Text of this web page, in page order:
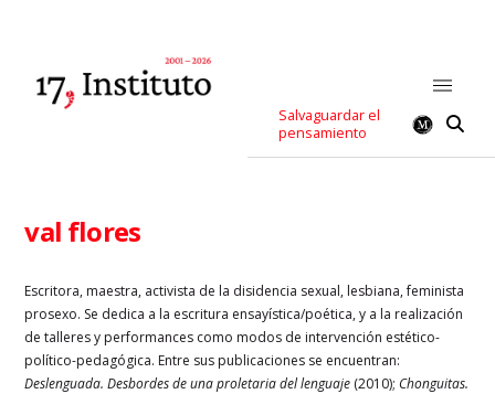
Salvaguardar el
pensamiento
val flores
Escritora, maestra, activista de la disidencia sexual, lesbiana, feminista
prosexo. Se dedica a la escritura ensayística/poética, y a la realización
de talleres y performances como modos de intervención estético-
político-pedagógica. Entre sus publicaciones se encuentran:
Deslenguada. Desbordes de una proletaria del lenguaje (2010); Chonguitas.